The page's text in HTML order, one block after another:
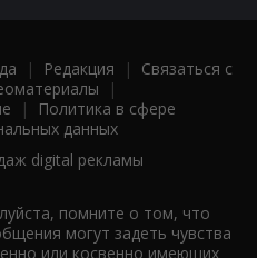
| Редакция | Связаться с
|
|
Политика в сфере
данных
digital рекламы
помните о том, что
могут задеть чувства
или косвенно имеющих